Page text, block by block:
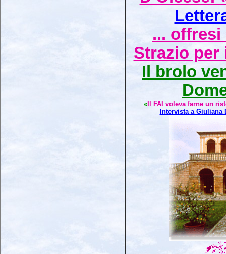
...
Strazio per
Il brolo
« Il FAI voleva farne un
Intervista a Giuliana